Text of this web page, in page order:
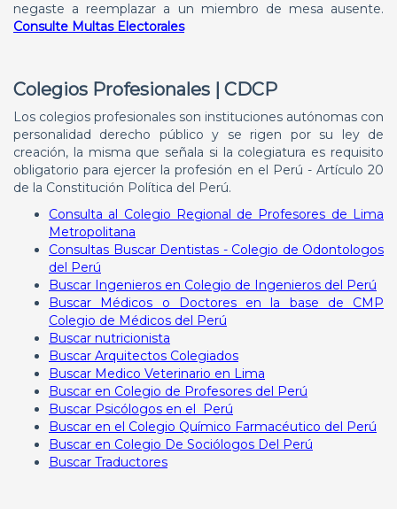
negaste a reemplazar a un miembro de mesa ausente.
Consulte Multas Electorales
Colegios Profesionales | CDCP
Los colegios profesionales son instituciones autónomas con
personalidad derecho público y se rigen por su ley de
creación, la misma que señala si la colegiatura es requisito
obligatorio para ejercer la profesión en el Perú - Artículo 20
de la Constitución Política del Perú.
Consulta al Colegio Regional de Profesores de Lima
Metropolitana
Consultas Buscar Dentistas - Colegio de Odontologos
del Perú
Buscar Ingenieros en Colegio de Ingenieros del Perú
Buscar Médicos o Doctores en la base de CMP
Colegio de Médicos del Perú
Buscar nutricionista
Buscar Arquitectos Colegiados
Buscar Medico Veterinario en Lima
Buscar en Colegio de Profesores del Perú
Buscar Psicólogos en el Perú
Buscar en el Colegio Químico Farmacéutico del Perú
Buscar en Colegio De Sociólogos Del Perú
Buscar Traductores